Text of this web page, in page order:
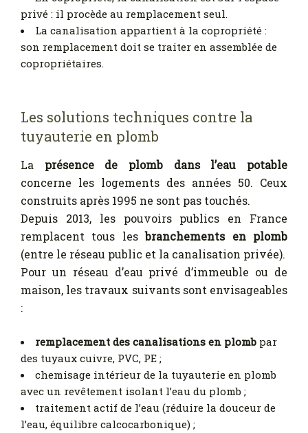
privé : il procède au remplacement seul.
La canalisation appartient à la copropriété :
son remplacement doit se traiter en assemblée de
copropriétaires.
Les solutions techniques contre la
tuyauterie en plomb
La présence de plomb dans l’eau potable
concerne les logements des années 50. Ceux
construits après 1995 ne sont pas touchés.
Depuis 2013, les pouvoirs publics en France
remplacent tous lesbranchements en plomb
(entre le réseau public et la canalisation privée).
Pour un réseau d’eau privé d’immeuble ou de
maison, les travaux suivants sont envisageables
:
remplacement des canalisations en plomb par
des tuyaux cuivre, PVC, PE ;
chemisage intérieur de la tuyauterie en plomb
avec un revêtement isolant l’eau du plomb ;
traitement actif de l’eau (réduire la douceur de
l’eau, équilibre calcocarbonique) ;